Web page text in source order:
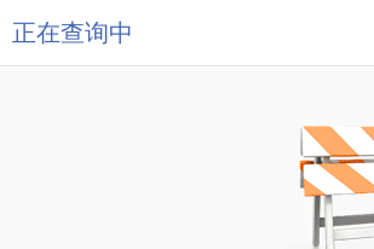
正在查询中